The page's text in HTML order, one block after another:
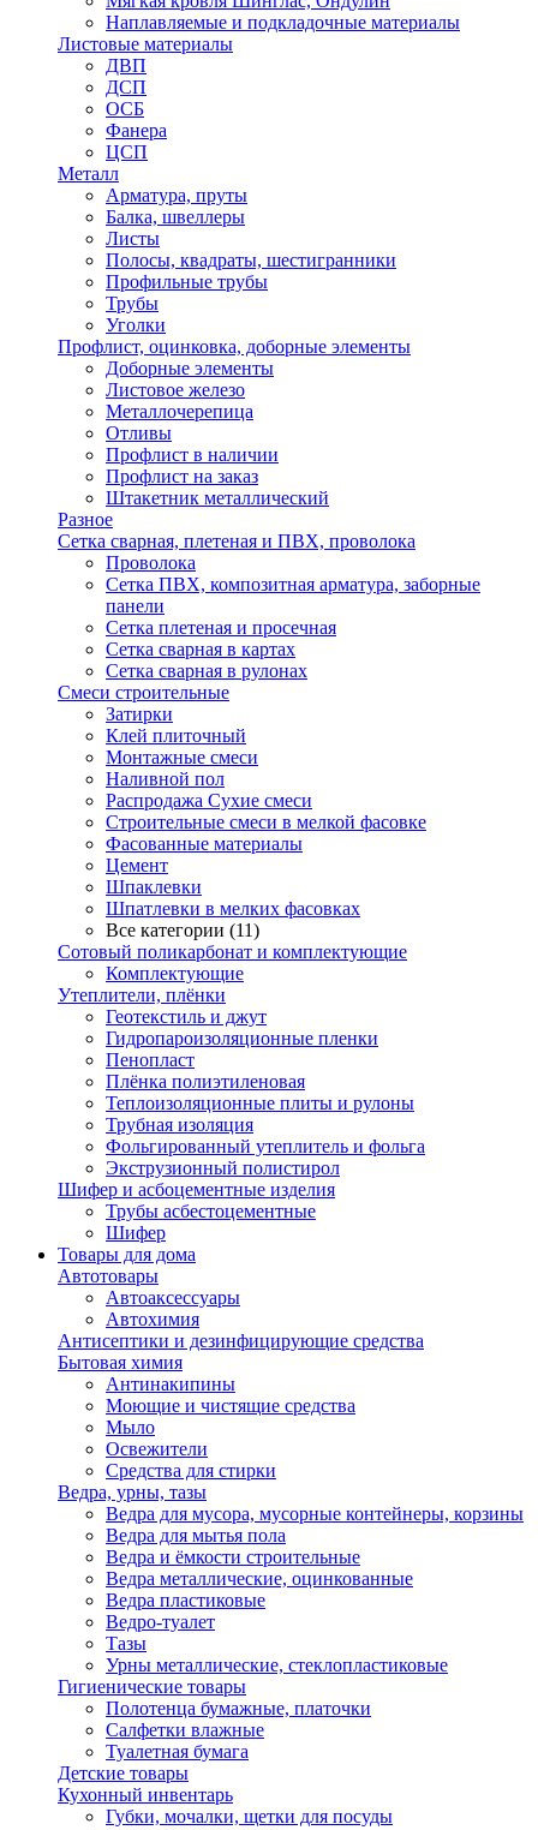
Наплавляемые и подкладочные материалы
Листовые материалы
ДВП
ДСП
ОСБ
Фанера
ЦСП
Металл
Арматура, пруты
Балка, швеллеры
Листы
Полосы, квадраты, шестигранники
Профильные трубы
Трубы
Уголки
Профлист, оцинковка, доборные элементы
Доборные элементы
Листовое железо
Металлочерепица
Отливы
Профлист в наличии
Профлист на заказ
Штакетник металлический
Разное
Сетка сварная, плетеная и ПВХ, проволока
Проволока
Сетка ПВХ, композитная арматура, заборные
панели
Сетка плетеная и просечная
Сетка сварная в картах
Сетка сварная в рулонах
Смеси строительные
Затирки
Клей плиточный
Монтажные смеси
Наливной пол
Распродажа Сухие смеси
Строительные смеси в мелкой фасовке
Фасованные материалы
Цемент
Шпаклевки
Шпатлевки в мелких фасовках
Все категории (11)
Сотовый поликарбонат и комплектующие
Комплектующие
Утеплители, плёнки
Геотекстиль и джут
Гидропароизоляционные пленки
Пенопласт
Плёнка полиэтиленовая
Теплоизоляционные плиты и рулоны
Трубная изоляция
Фольгированный утеплитель и фольга
Экструзионный полистирол
Шифер и асбоцементные изделия
Трубы асбестоцементные
Шифер
Товары для дома
Автотовары
Автоаксессуары
Автохимия
Антисептики и дезинфицирующие средства
Бытовая химия
Антинакипины
Моющие и чистящие средства
Мыло
Освежители
Средства для стирки
Ведра, урны, тазы
Ведра для мусора, мусорные контейнеры, корзины
Ведра для мытья пола
Ведра и ёмкости строительные
Ведра металлические, оцинкованные
Ведра пластиковые
Ведро-туалет
Тазы
Урны металлические, стеклопластиковые
Гигиенические товары
Полотенца бумажные, платочки
Салфетки влажные
Туалетная бумага
Детские товары
Кухонный инвентарь
Губки, мочалки, щетки для посуды